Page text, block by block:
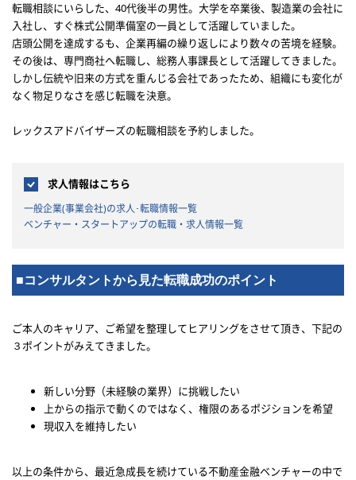
転職相談にいらした、40代後半の男性。大学を卒業後、製造業の会社に
入社し、すぐ株式公開準備室の一員として活躍していました。
店頭公開を達成するも、企業再編の繰り返しにより数々の苦境を経験。
その後は、専門商社へ転職し、総務人事課長として活躍してきました。
しかし伝統や旧来の方式を重んじる会社であったため、組織にも変化が
なく物足りなさを感じ転職を決意。
レックスアドバイザーズの転職相談を予約しました。
求人情報はこちら
一般企業(事業会社)の求人･転職情報一覧
ベンチャー・スタートアップの転職・求人情報一覧
■コンサルタントから見た転職成功のポイント
ご本人のキャリア、ご希望を整理してヒアリングをさせて頂き、下記の
３ポイントがみえてきました。
新しい分野（未経験の業界）に挑戦したい
上からの指示で動くのではなく、権限のあるポジションを希望
現収入を維持したい
以上の条件から、最近急成長を続けている不動産金融ベンチャーの中で